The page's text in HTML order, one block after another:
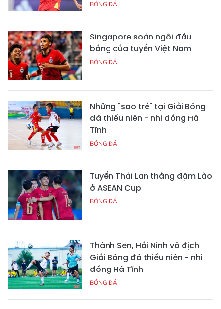
BÓNG ĐÁ
Singapore soán ngôi đầu
bảng của tuyển Việt Nam
BÓNG ĐÁ
Những "sao trẻ" tại Giải Bóng
đá thiếu niên - nhi đồng Hà
Tĩnh
BÓNG ĐÁ
Tuyển Thái Lan thắng đậm Lào
ở ASEAN Cup
BÓNG ĐÁ
Thành Sen, Hải Ninh vô địch
Giải Bóng đá thiếu niên - nhi
đồng Hà Tĩnh
BÓNG ĐÁ